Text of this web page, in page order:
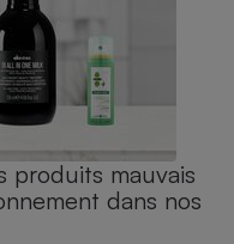
produits mauvais
dans nos